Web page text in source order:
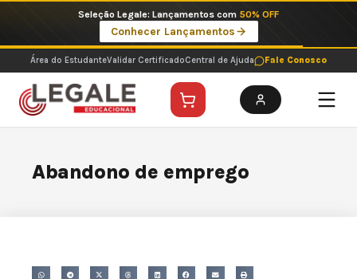
o
conteúdo
Seleção Legale: Lançamentos com 50% OFF
Conhecer Lançamentos
Área do EstudanteValidar CertificadoCentral de Ajuda Fale Conosco
Abandono de emprego